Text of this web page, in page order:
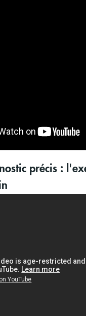
précis :